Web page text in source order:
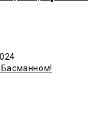
Басманном!